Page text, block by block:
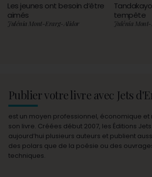
Les jeunes ont besoin d’être
aimés
Julénia Mont-Erarg-Alidor
tempête
Julénia
Publier votre livre avec Jets
est un moyen professionnel, économique
son livre. Créées début 2007, les Éditions
aujourd’hui plusieurs auteurs et publient
des polars que de la poésie ou des
techniques.